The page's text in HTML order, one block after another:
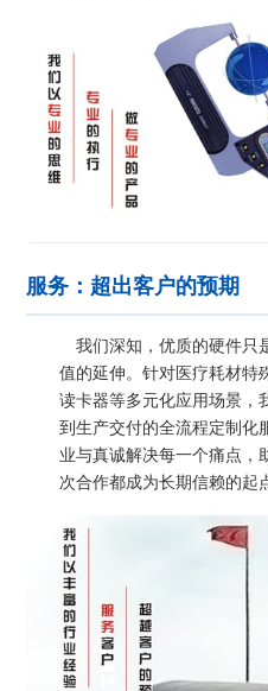
服务：超出客户的预期
我们深知，优质的硬件只
值的延伸。针对医疗耗材特
读卡器等多元化应用场景，
到生产交付的全流程定制化
业与真诚解决每一个痛点，
次合作都成为长期信赖的起